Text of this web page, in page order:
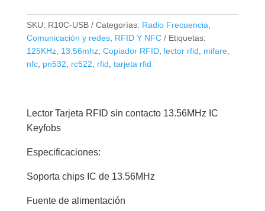
SKU: R10C-USB Categorías: Radio Frecuencia
Comunicación y redes, RFID Y NFC
Etiquetas:
125KHz, 13.56mhz, Copiador RFID, lector rfid mifare,
nfc, pn532 rc522 rfid tarjeta rfid
Lector Tarjeta RFID sin contacto 13.56MHz IC
Keyfobs
Especificaciones:
Soporta chips IC de 13.56MHz
Fuente de alimentación